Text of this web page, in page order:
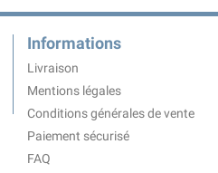
Informations
Livraison
Mentions légales
Conditions générales de vente
Paiement sécurisé
FAQ